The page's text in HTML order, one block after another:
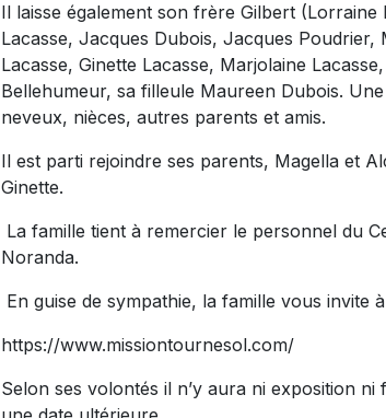
Il laisse également son frère Gilbert
Lacasse, Jacques Dubois, Jacques
Lacasse, Ginette Lacasse, Marjolaine
Bellehumeur, sa filleule Maureen Dubois.
neveux, nièces, autres parents et amis.
Il est parti rejoindre ses parents, Magella et
Ginette.
La famille tient à remercier le personnel du
Noranda.
En guise de sympathie, la famille vous invite
https://www.missiontournesol.com/
Selon ses volontés il n’y aura ni exposition